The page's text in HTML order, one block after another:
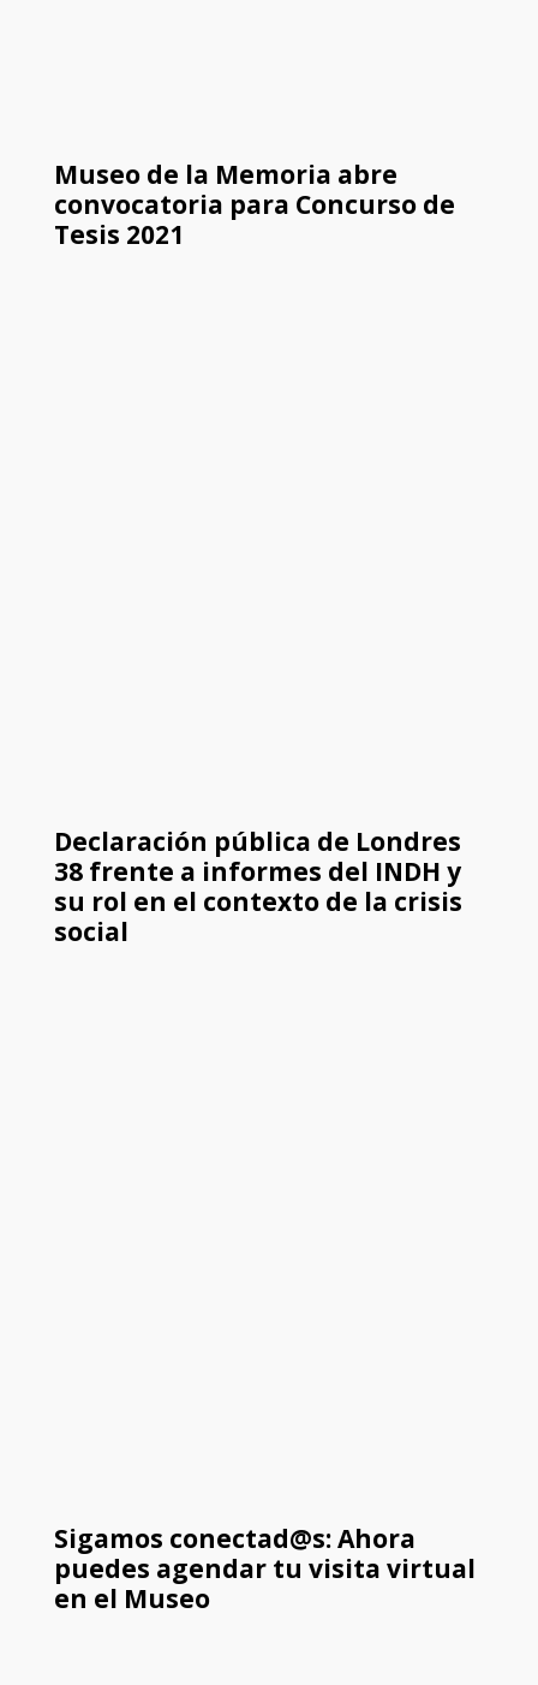
Museo de la Memoria abre
convocatoria para Concurso de
Tesis 2021
Declaración pública de Londres
38 frente a informes del INDH y
su rol en el contexto de la crisis
social
Sigamos conectad@s: Ahora
puedes agendar tu visita virtual
en el Museo